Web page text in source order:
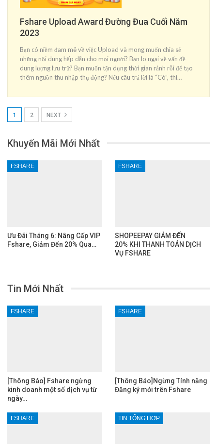
Fshare Upload Award Đường Đua Cuối Năm
2023
Bạn có niềm đam mê về việc Upload và mong muốn chia sẻ
những nội dung hấp dẫn cho mọi người? Bạn lo ngại về vấn đề
dung lượng lưu trữ? Bạn muốn tận dụng thời gian rảnh rỗi để tạo
thêm nguồn thu nhập thụ động? Nếu câu trả lời là “Có”, thì…
1 2 NEXT
Khuyến Mãi Mới Nhất
FSHARE
Ưu Đãi Tháng 6: Nâng Cấp VIP
Fshare, Giảm Đến 20% Qua…
FSHARE
SHOPEEPAY GIẢM ĐẾN
20% KHI THANH TOÁN DỊCH
VỤ FSHARE
Tin Mới Nhất
FSHARE
[Thông Báo] Fshare ngừng
kinh doanh một số dịch vụ từ
ngày…
FSHARE
[Thông Báo]Ngừng Tính năng
Đăng ký mới trên Fshare
FSHARE TIN TỔNG HỢP